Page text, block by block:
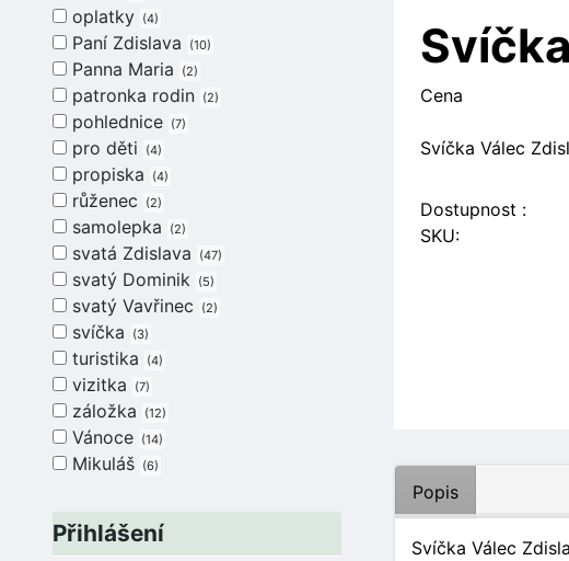
oplatky 4
Paní Zdislava 10
Panna Maria 2
patronka rodin 2
pohlednice 7
pro děti 4
propiska 4
růženec 2
samolepka 2
svatá Zdislava 47
svatý Dominik 5
svatý Vavřinec 2
svíčka 3
turistika 4
vizitka 7
záložka 12
Vánoce 14
Mikuláš 6
Přihlášení
Cena
Svíčka Válec
Dostupnost :
SKU:
Popis
Svíčka Válec